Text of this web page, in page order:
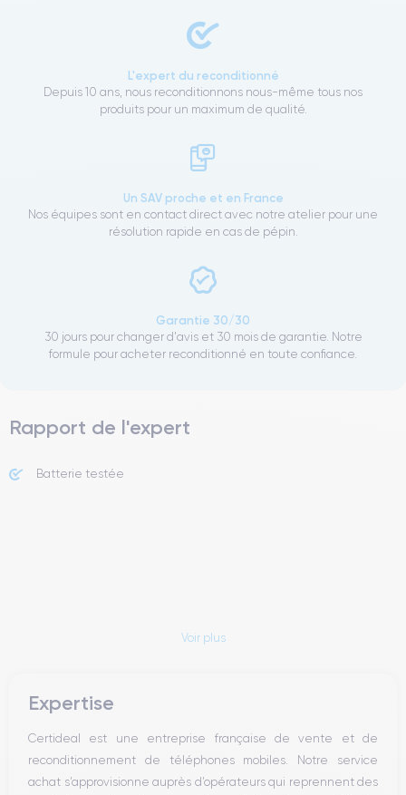
L'expert du reconditionné
Depuis 10 ans, nous reconditionnons nous-même tous nos
produits pour un maximum de qualité.
Un SAV proche et en France
Nos équipes sont en contact direct avec notre atelier pour une
résolution rapide en cas de pépin.
Garantie 30/30
30 jours pour changer d'avis et 30 mois de garantie. Notre
formule pour acheter reconditionné en toute confiance.
Rapport de l'expert
Batterie testée
Voir plus
Expertise
Certideal est une entreprise française de vente et de
reconditionnement de téléphones mobiles. Notre service
achat s’approvisionne auprès d’opérateurs qui reprennent des